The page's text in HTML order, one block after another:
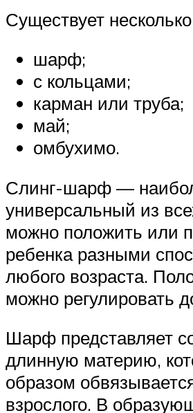
Существует
шарф;
с кольцами;
карман или труба;
май;
омбухимо.
Слинг-шарф —
универсальный из
можно положить или
ребенка разными
любого возраста.
можно регулировать
Шарф представляет
длинную материю,
образом
взрослого. В